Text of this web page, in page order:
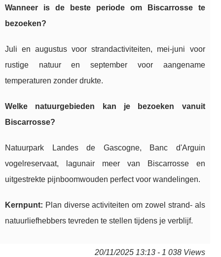
Wanneer is de beste periode om Biscarrosse te
bezoeken?
Juli en augustus voor strandactiviteiten, mei-juni voor
rustige natuur en september voor aangename
temperaturen zonder drukte.
Welke natuurgebieden kan je bezoeken vanuit
Biscarrosse?
Natuurpark Landes de Gascogne, Banc d'Arguin
vogelreservaat, lagunair meer van Biscarrosse en
uitgestrekte pijnboomwouden perfect voor wandelingen.
Kernpunt: Plan diverse activiteiten om zowel strand- als
natuurliefhebbers tevreden te stellen tijdens je verblijf.
20/11/2025 13:13 - 1 038 Views